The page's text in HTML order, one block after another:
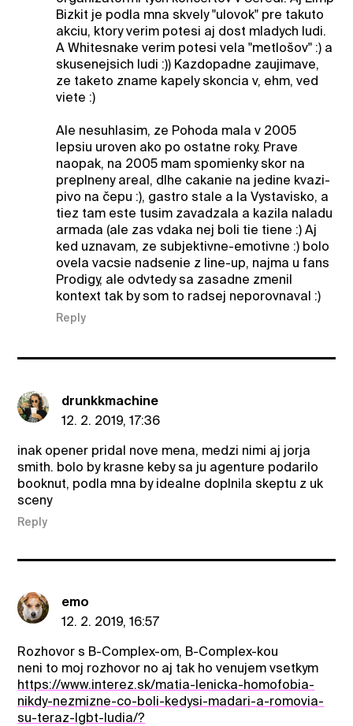
Bizkit je podla mna skvely "ulovok" pre takuto
akciu, ktory verim potesi aj dost mladych ludi.
A Whitesnake verim potesi vela "metlošov" :) a
skusenejsich ludi :)) Kazdopadne zaujimave,
ze taketo zname kapely skoncia v, ehm, ved
viete :)
Ale nesuhlasim, ze Pohoda mala v 2005
lepsiu uroven ako po ostatne roky. Prave
naopak, na 2005 mam spomienky skor na
preplneny areal, dlhe cakanie na jedine kvazi-
pivo na čepu :), gastro stale a la Vystavisko, a
tiez tam este tusim zavadzala a kazila naladu
armada (ale zas vdaka nej boli tie tiene :) Aj
ked uznavam, ze subjektivne-emotivne :) bolo
ovela vacsie nadsenie z line-up, najma u fans
Prodigy, ale odvtedy sa zasadne zmenil
kontext tak by som to radsej neporovnaval :)
Reply
drunkkmachine
12. 2. 2019, 17:36
inak opener pridal nove mena, medzi nimi aj jorja
smith. bolo by krasne keby sa ju agenture podarilo
booknut, podla mna by idealne doplnila skeptu z uk
sceny
Reply
emo
12. 2. 2019, 16:57
Rozhovor s B-Complex-om, B-Complex-kou
neni to moj rozhovor no aj tak ho venujem vsetkym
https://www.interez.sk/matia-lenicka-homofobia-
nikdy-nezmizne-co-boli-kedysi-madari-a-romovia-
su-teraz-lgbt-ludia/?